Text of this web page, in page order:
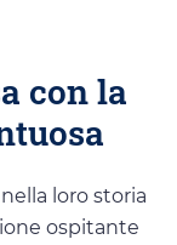
con la
loro storia
ospitante